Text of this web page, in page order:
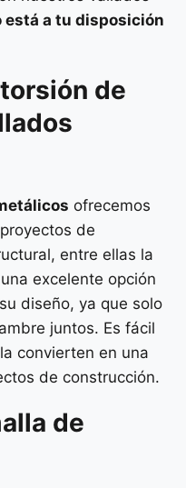
está a tu disposición
de
ofrecemos
de
entre ellas la
excelente opción
diseño, ya que solo
juntos. Es fácil
convierten en una
de construcción.
de